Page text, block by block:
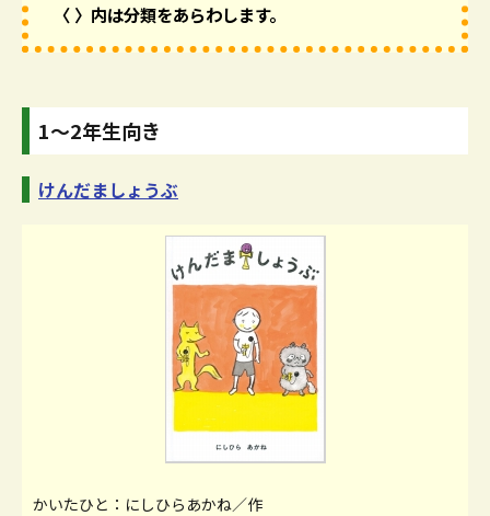
〈 〉内は分類をあらわします。
1～2年生向き
けんだましょうぶ
かいたひと：にしひらあかね／作